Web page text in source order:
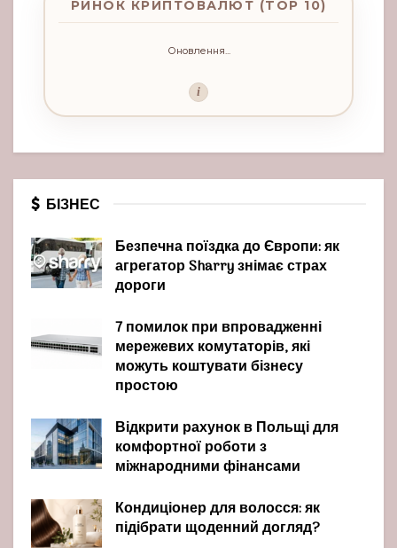
РИНОК КРИПТОВАЛЮТ (TOP 10)
Оновлення...
i
БІЗНЕС
Безпечна поїздка до Європи: як
агрегатор Sharry знімає страх
дороги
7 помилок при впровадженні
мережевих комутаторів, які
можуть коштувати бізнесу
простою
Відкрити рахунок в Польщі для
комфортної роботи з
міжнародними фінансами
Кондиціонер для волосся: як
підібрати щоденний догляд?